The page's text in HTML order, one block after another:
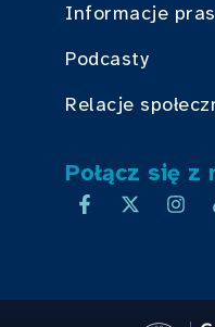
Informacje
Podcasty
Relacje
Połącz się z